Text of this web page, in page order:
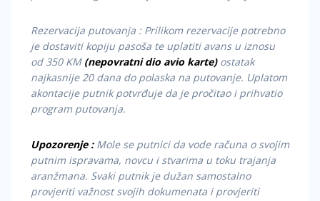
Rezervacija putovanja : Prilikom rezervacije potrebno
je dostaviti kopiju pasoša te uplatiti avans u iznosu
od 350 KM (nepovratni dio avio karte)ostatak
najkasnije 20 dana do polaska na putovanje. Uplatom
akontacije putnik potvrđuje da je pročitao i prihvatio
program putovanja.
Upozorenje : Mole se putnici da vode računa o svojim
putnim ispravama, novcu i stvarima u toku trajanja
aranžmana. Svaki putnik je dužan samostalno
provjeriti važnost svojih dokumenata i provjeriti